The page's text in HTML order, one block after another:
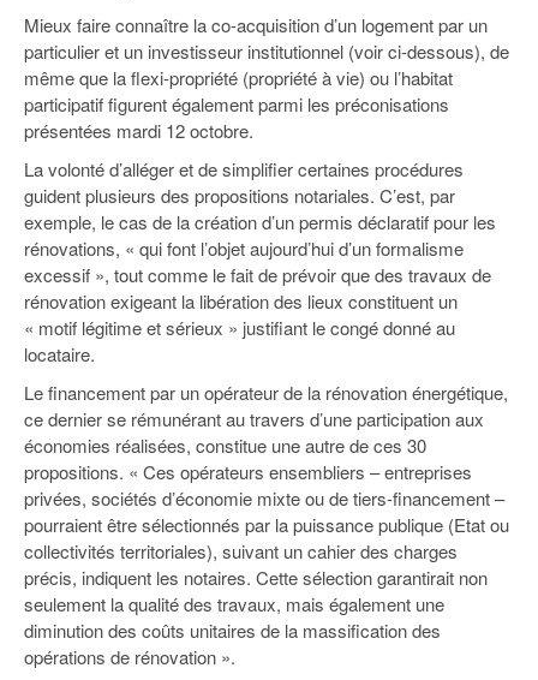
Mieux faire connaître la co-acquisition d’un logement par un
particulier et un investisseur institutionnel (voir ci-dessous), de
même que la flexi-propriété (propriété à vie) ou l’habitat
participatif figurent également parmi les préconisations
présentées mardi 12 octobre.
La volonté d’alléger et de simplifier certaines procédures
guident plusieurs des propositions notariales. C’est, par
exemple, le cas de la création d’un permis déclaratif pour les
rénovations, « qui font l’objet aujourd’hui d’un formalisme
excessif », tout comme le fait de prévoir que des travaux de
rénovation exigeant la libération des lieux constituent un
« motif légitime et sérieux » justifiant le congé donné au
locataire.
Le financement par un opérateur de la rénovation énergétique,
ce dernier se rémunérant au travers d’une participation aux
économies réalisées, constitue une autre de ces 30
propositions. « Ces opérateurs ensembliers – entreprises
privées, sociétés d’économie mixte ou de tiers-financement –
pourraient être sélectionnés par la puissance publique (Etat ou
collectivités territoriales), suivant un cahier des charges
précis, indiquent les notaires. Cette sélection garantirait non
seulement la qualité des travaux, mais également une
diminution des coûts unitaires de la massification des
opérations de rénovation ».